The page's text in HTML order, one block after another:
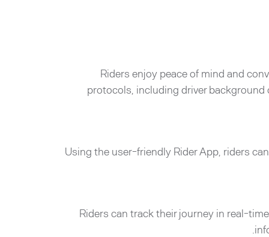
Riders enjoy peace of mind and
protocols, including driver background
Using the user-friendly Rider App, riders
Riders can track their journey in real-